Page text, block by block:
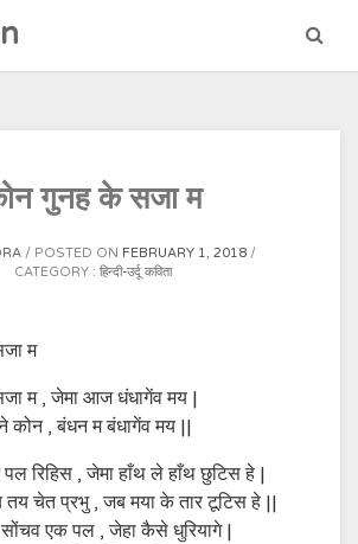
गुनह के सजा म
POSTED ON FEBRUARY 1, 2018
CATEGORY : हिन्दी-उर्दू कविता
म
म , जेमा आज धंधागेंव मय |
कोन , बंधन म बंधागेंव मय ||
रिहिस , जेमा हाँथ ले हाँथ छुटिस हे |
तय चेत प्रभु , जब मया के तार टूटिस हे ||
एक पल , जेहा कैसे धुरियागे |